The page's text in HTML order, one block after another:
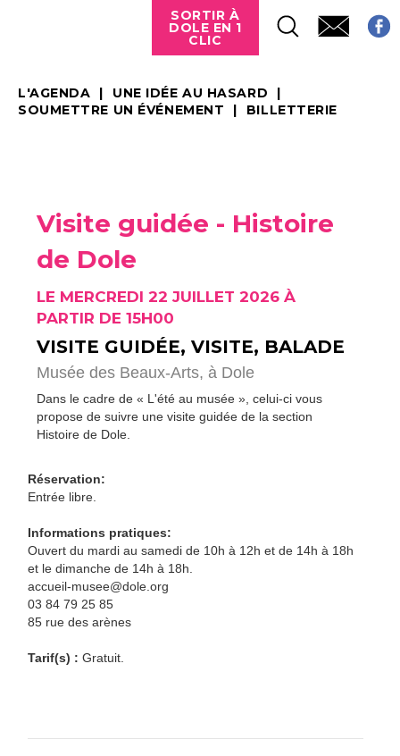
SORTIR À
DOLE EN 1
CLIC
L'AGENDA
UNE IDÉE AU HASARD
SOUMETTRE UN ÉVÉNEMENT
BILLETTERIE
Visite guidée - Histoire
de Dole
LE MERCREDI 22 JUILLET 2026 À
PARTIR DE 15H00
VISITE GUIDÉE, VISITE, BALADE
Musée des Beaux-Arts, à Dole
Dans le cadre de « L'été au musée », celui-ci vous
propose de suivre une visite guidée de la section
Histoire de Dole.
Réservation:
Entrée libre.
Informations pratiques:
Ouvert du mardi au samedi de 10h à 12h et de 14h à 18h
et le dimanche de 14h à 18h.
accueil-musee@dole.org
03 84 79 25 85
85 rue des arènes
Tarif(s) : Gratuit.